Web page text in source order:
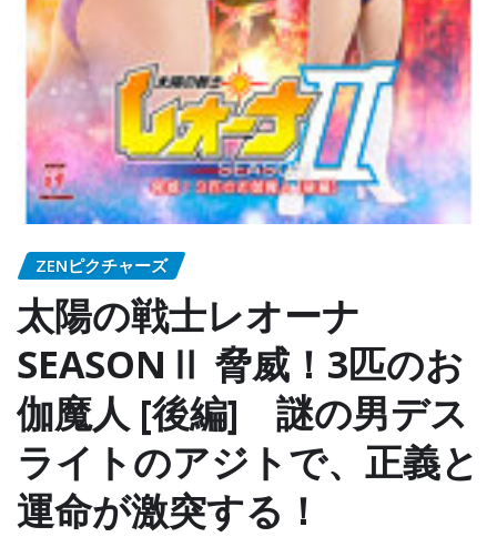
ZENピクチャーズ
太陽の戦士レオーナ
SEASONⅡ 脅威！3匹のお
伽魔人 [後編] 謎の男デス
ライトのアジトで、正義と
運命が激突する！